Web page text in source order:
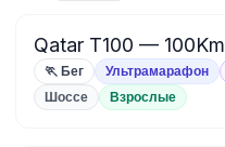
Qatar T100 — 100Km
🏃 Бег Ультрамарафон
Шоссе Взрослые